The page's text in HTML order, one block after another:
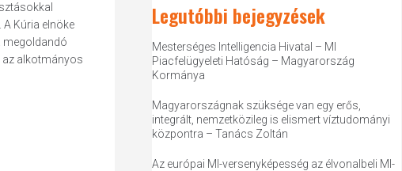
Kúria elnöke
megoldandó
az alkotmányos
Legutóbbi bejegyzések
Mesterséges Intelligencia Hivatal – MI
Piacfelügyeleti Hatóság – Magyarország
Kormánya
Magyarországnak szüksége van egy erős,
integrált, nemzetközileg is elismert víztudományi
központra – Tanács Zoltán
Az európai MI-versenyképesség az élvonalbeli MI-